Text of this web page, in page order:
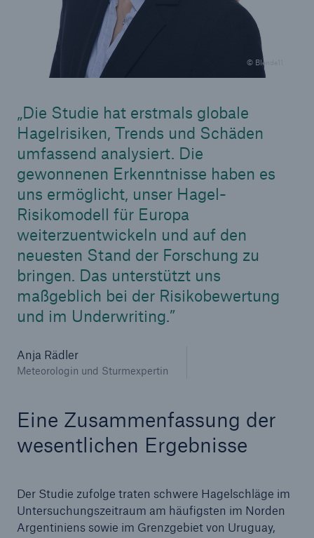
© Blende11
Die Studie hat erstmals globale
Hagelrisiken, Trends und Schäden
umfassend analysiert. Die
gewonnenen Erkenntnisse haben es
uns ermöglicht, unser Hagel-
Risikomodell für Europa
weiterzuentwickeln und auf den
neuesten Stand der Forschung zu
bringen. Das unterstützt uns
maßgeblich bei der Risikobewertung
und im Underwriting.
Anja Rädler
Meteorologin und Sturmexpertin
Eine Zusammenfassung der
wesentlichen Ergebnisse
Der Studie zufolge traten schwere Hagelschläge im
Untersuchungszeitraum am häufigsten im Norden
Argentiniens sowie im Grenzgebiet von Uruguay,
CLARA reduziert die Wartezeit bis zur
Leistungsentscheidung in der BU-
Versicherung bis zu
50 %
Geschätzte globale wirtschaftliche Kosten der
Internetkriminalität
600 bn
US Dollar im Jahr 2018